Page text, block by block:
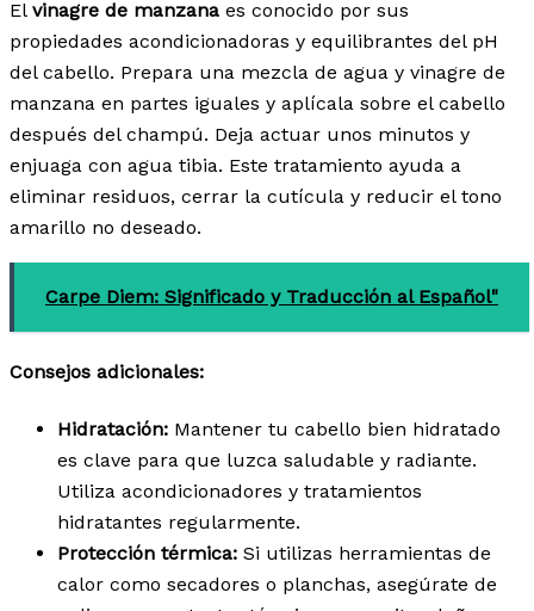
El vinagre de manzana es conocido por sus
propiedades acondicionadoras y equilibrantes del pH
del cabello. Prepara una mezcla de agua y vinagre de
manzana en partes iguales y aplícala sobre el cabello
después del champú. Deja actuar unos minutos y
enjuaga con agua tibia. Este tratamiento ayuda a
eliminar residuos, cerrar la cutícula y reducir el tono
amarillo no deseado.
Carpe Diem: Significado y Traducción al Español"
Consejos adicionales:
Hidratación: Mantener tu cabello bien hidratado
es clave para que luzca saludable y radiante.
Utiliza acondicionadores y tratamientos
hidratantes regularmente.
Protección térmica: Si utilizas herramientas de
calor como secadores o planchas, asegúrate de